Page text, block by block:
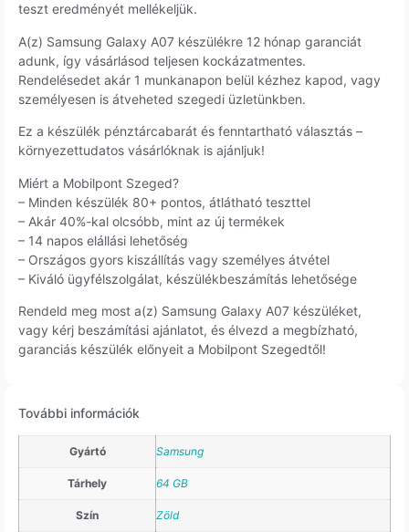
teszt eredményét mellékeljük.
A(z) Samsung Galaxy A07 készülékre 12 hónap garanciát
adunk, így vásárlásod teljesen kockázatmentes.
Rendelésedet akár 1 munkanapon belül kézhez kapod, vagy
személyesen is átveheted szegedi üzletünkben.
Ez a készülék pénztárcabarát és fenntartható választás –
környezettudatos vásárlóknak is ajánljuk!
Miért a Mobilpont Szeged?
– Minden készülék 80+ pontos, átlátható teszttel
– Akár 40%-kal olcsóbb, mint az új termékek
– 14 napos elállási lehetőség
– Országos gyors kiszállítás vagy személyes átvétel
– Kiváló ügyfélszolgálat, készülékbeszámítás lehetősége
Rendeld meg most a(z) Samsung Galaxy A07 készüléket,
vagy kérj beszámítási ajánlatot, és élvezd a megbízható,
garanciás készülék előnyeit a Mobilpont Szegedtől!
További információk
Gyártó Samsung
Tárhely 64 GB
Szín Zöld